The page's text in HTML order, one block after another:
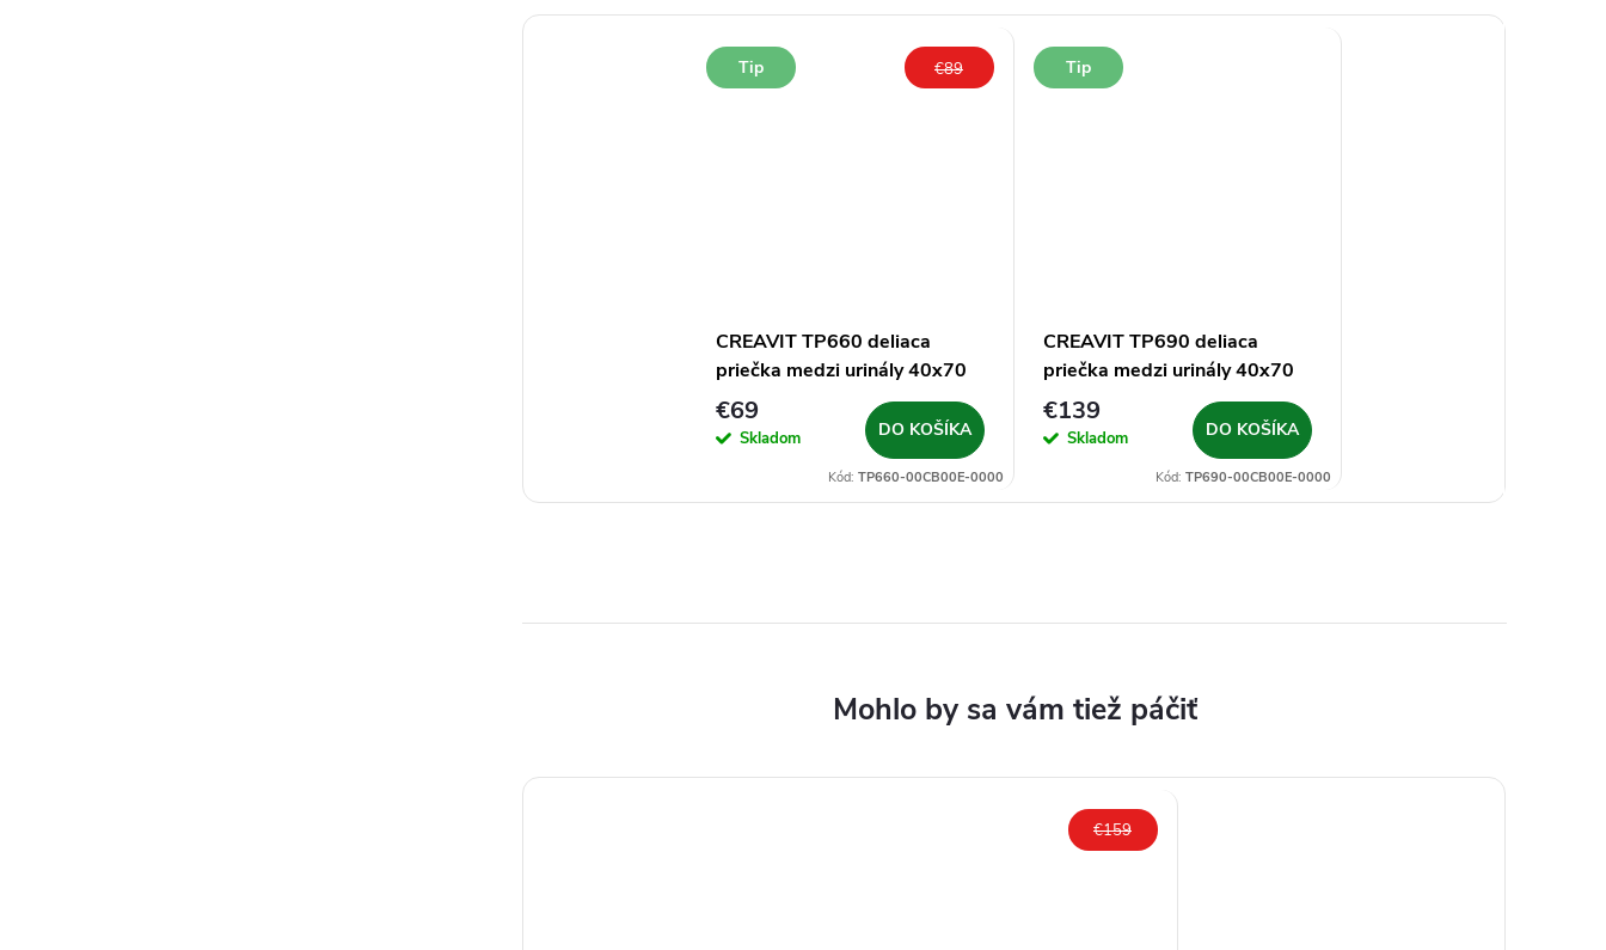
Tip €89
CREAVIT TP660 deliaca
priečka medzi urinály 40x70
cm, keramická, biela
€69
Skladom DO KOŠÍKA
Kód: TP660-00CB00E-0000
Tip
CREAVIT TP690 deliaca
priečka medzi urinály 40x70
cm, keramická, biela
€139
Skladom DO KOŠÍKA
Kód: TP690-00CB00E-0000
€159